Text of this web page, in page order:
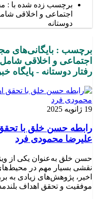
برچسب زده شده با :
اجتماعی و اخلاقی
دوستانه
برچسب : بایگانی‌های
اجتماعی و اخلاقی
رفتار دوستانه - پایگاه
19 ژانویه 2025
رابطه حسن خلق با
علیرضا محمودی فرد
حسن خلق به‌عنوان یکی از
نقشی بسیار مهم در
اخیر، پژوهش‌های زیادی به
موفقیت و تحقق اهداف